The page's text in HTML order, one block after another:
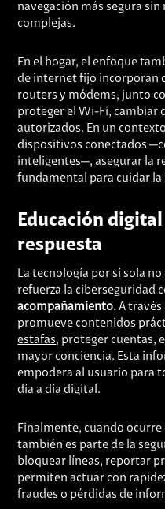
navegación más segura
complejas.
En el hogar, el enfoque
de internet fijo incorporan
routers y módems, junto
proteger el Wi-Fi, cambiar
autorizados. En un
dispositivos conectados
inteligentes—, asegurar la
fundamental para cuidar
Educación
respuesta
La tecnología por sí sola
refuerza la ciberseguridad
acompañamiento. A
promueve contenidos
estafas, proteger cuentas,
mayor conciencia. Esta
empodera al usuario para
día a día digital.
Finalmente, cuando
también es parte de la
bloquear líneas, reportar
permiten actuar con
fraudes o pérdidas de